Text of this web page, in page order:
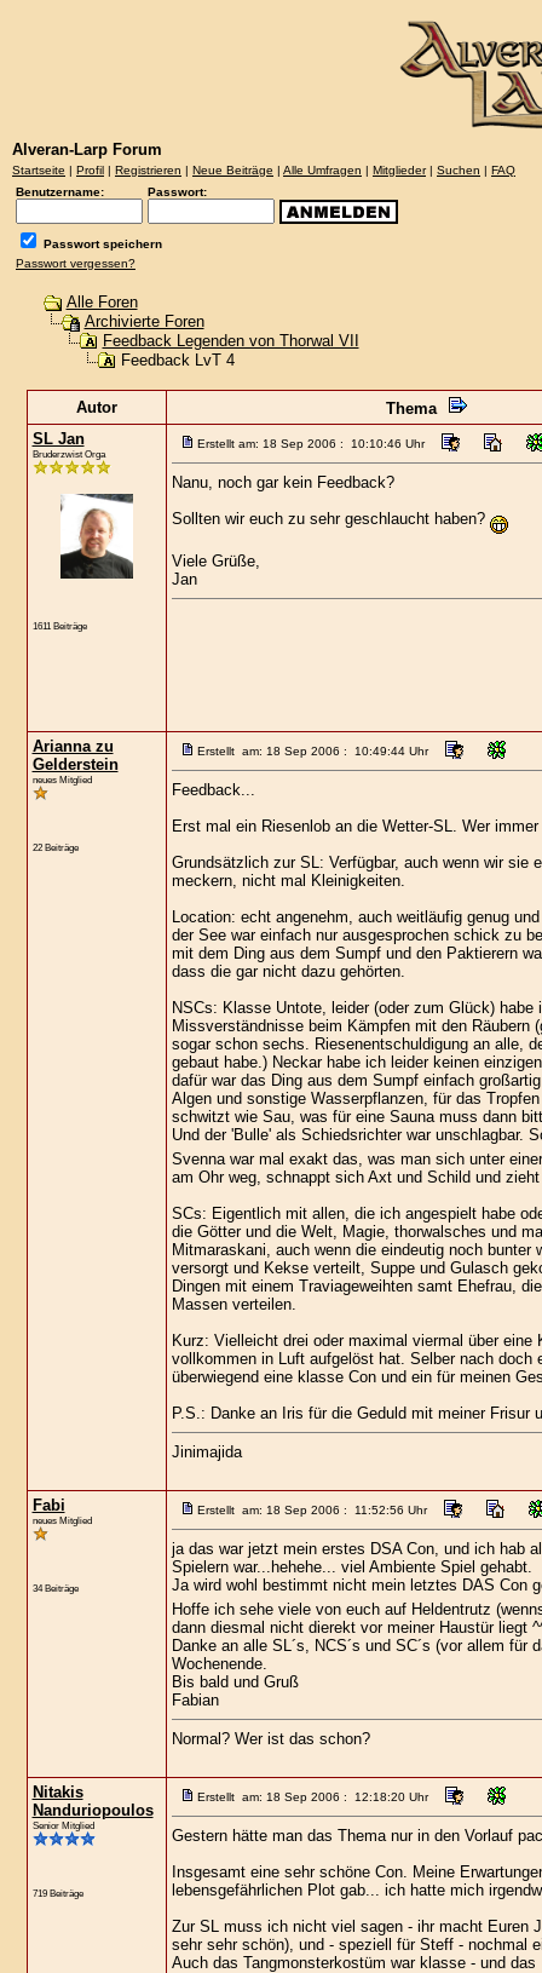
Alveran-Larp Forum
Startseite | Profil | Registrieren | Neue Beiträge | Alle Umfragen | Mitglieder| Suchen | FAQ
Benutzername:
Passwort:
Passwort speichern
Passwort vergessen?
Alle Foren
Archivierte Foren
Feedback Legenden von Thorwal VII
Feedback LvT 4
Autor
Thema
SL Jan
Bruderzwist Orga
1611 Beiträge
Erstellt am: 18 Sep 2006 : 10:10:46 Uhr
Nanu, noch gar kein Feedback?
Sollten wir euch zu sehr geschlaucht haben?
Viele Grüße,
Jan
Arianna zu
Gelderstein
neues Mitglied
22 Beiträge
Erstellt am: 18 Sep 2006 : 10:49:44 Uhr
Feedback...
Erst mal ein Riesenlob an die Wetter-SL. Wer immer
Grundsätzlich zur SL: Verfügbar, auch wenn wir sie
meckern, nicht mal Kleinigkeiten.
Location: echt angenehm, auch weitläufig genug
der See war einfach nur ausgesprochen schick zu
mit dem Ding aus dem Sumpf und den Paktierern
dass die gar nicht dazu gehörten.
NSCs: Klasse Untote, leider (oder zum Glück)
Missverständnisse beim Kämpfen mit den Räubern
sogar schon sechs. Riesenentschuldigung an alle,
gebaut habe.) Neckar habe ich leider keinen
dafür war das Ding aus dem Sumpf einfach
Algen und sonstige Wasserpflanzen, für das
schwitzt wie Sau, was für eine Sauna muss dann
Und der 'Bulle' als Schiedsrichter war unschlagbar.
Svenna war mal exakt das, was man sich unter
am Ohr weg, schnappt sich Axt und Schild und
SCs: Eigentlich mit allen, die ich angespielt habe
die Götter und die Welt, Magie, thorwalsches und
Mitmaraskani, auch wenn die eindeutig noch
versorgt und Kekse verteilt, Suppe und Gulasch
Dingen mit einem Traviageweihten samt Ehefrau,
Massen verteilen.
Kurz: Vielleicht drei oder maximal viermal über
vollkommen in Luft aufgelöst hat. Selber nach doch
überwiegend eine klasse Con und ein für meinen
P.S.: Danke an Iris für die Geduld mit meiner
Jinimajida
Fabi
neues Mitglied
34 Beiträge
Erstellt am: 18 Sep 2006 : 11:52:56 Uhr
ja das war jetzt mein erstes DSA Con, und ich hab
Spielern war...hehehe... viel Ambiente Spiel gehabt.
Ja wird wohl bestimmt nicht mein letztes DAS Con
Hoffe ich sehe viele von euch auf Heldentrutz
dann diesmal nicht dierekt vor meiner Haustür liegt
Danke an alle SL´s, NCS´s und SC´s (vor allem
Wochenende.
Bis bald und Gruß
Fabian
Normal? Wer ist das schon?
Nitakis
Nanduriopoulos
Senior Mitglied
719 Beiträge
Erstellt am: 18 Sep 2006 : 12:18:20 Uhr
Gestern hätte man das Thema nur in den Vorlauf
Insgesamt eine sehr schöne Con. Meine
lebensgefährlichen Plot gab... ich hatte mich
Zur SL muss ich nicht viel sagen - ihr macht Euren
sehr sehr schön), und - speziell für Steff - nochmal
Auch das Tangmonsterkostüm war klasse - und